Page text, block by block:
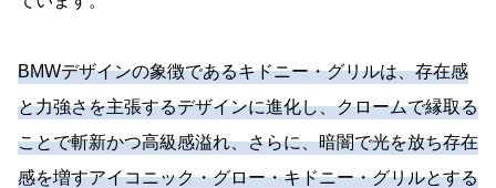
BMWデザインの象徴であるキドニー・グリルは、存在感
と力強さを主張するデザインに進化し、クロームで縁取る
ことで斬新かつ高級感溢れ、さらに、暗闇で光を放ち存在
感を増すアイコニック・グロー・キドニー・グリルとする